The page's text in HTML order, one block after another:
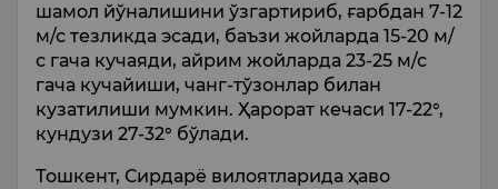
шамол йўналишини ўзгартириб, ғарбдан 7-12
м/с тезликда эсади, баъзи жойларда 15-20 м/
с гача кучаяди, айрим жойларда 23-25 м/с
гача кучайиши, чанг-тўзонлар билан
кузатилиши мумкин. Ҳарорат кечаси 17-22°,
кундузи 27-32° бўлади.
Тошкент, Сирдарё вилоятларида ҳаво